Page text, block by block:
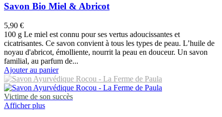
Savon Bio Miel & Abricot
5,90 €
100 g Le miel est connu pour ses vertus adoucissantes et
cicatrisantes. Ce savon convient à tous les types de peau. L’huile de
noyau d'abricot, émolliente, nourrit la peau en douceur. Un savon
familial, au parfum de...
Ajouter au panier
Victime de son succès
Afficher plus